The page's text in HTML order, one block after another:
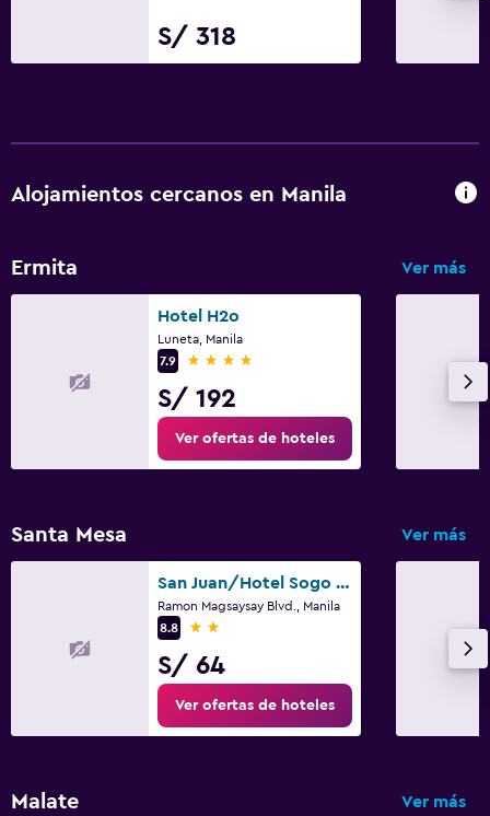
S/ 318
Alojamientos cercanos en Manila
Ermita Ver más
Hotel H2o
Luneta, Manila
7.9
4 estrellas
S/ 192
Ver ofertas de hoteles
Santa Mesa Ver más
San Juan/Hotel Sogo Sta Mesa
Ramon Magsaysay Blvd., Manila
8.8
2 estrellas
S/ 64
Ver ofertas de hoteles
Malate Ver más